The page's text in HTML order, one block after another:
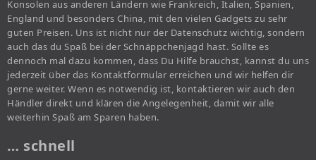
Konsolen aus anderen Ländern wie Frankreich, Italien, Spanien,
England und besonders China, mit den vielen Gadgets zu sehr
guten Preisen. Uns ist nicht nur der Datenschutz wichtig, sondern
auch das du Spaß bei der Schnäppchenjagd hast. Sollte es
dennoch mal dazu kommen, dass Du Hilfe brauchst, kannst du uns
jederzeit über das Kontaktformular erreichen und wir helfen dir
gerne weiter. Wenn es notwendig ist, kontaktieren wir auch den
Händler direkt und klären die Angelegenheit, damit wir alle
weiterhin Spaß am Sparen haben.
… schnell